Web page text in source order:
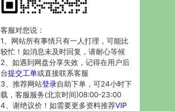
客服对您说：
1、网站所有事情只有一人打理，可能比
较忙！如消息未及时回复，请耐心等候
2、如遇到网盘分享失效，记得在用户后
台提交工单或直接联系客服
3、推荐网站登录自助下单，可24小时下
载，客服服务(北京时间)08:00-23:00
4、谢绝议价！如需要更多资料推荐VIP